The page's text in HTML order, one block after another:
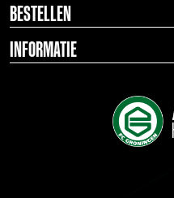
BESTELLEN
INFORMATIE